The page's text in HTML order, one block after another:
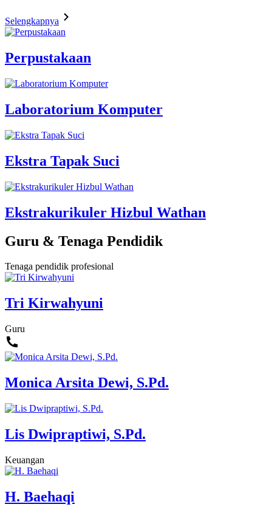
Selengkapnya
Perpustakaan
Laboratorium Komputer
Ekstra Tapak Suci
Ekstrakurikuler Hizbul Wathan
Guru & Tenaga Pendidik
Tenaga pendidik profesional
Tri Kirwahyuni
Guru
Monica Arsita Dewi, S.Pd.
Lis Dwipraptiwi, S.Pd.
Keuangan
H. Baehaqi